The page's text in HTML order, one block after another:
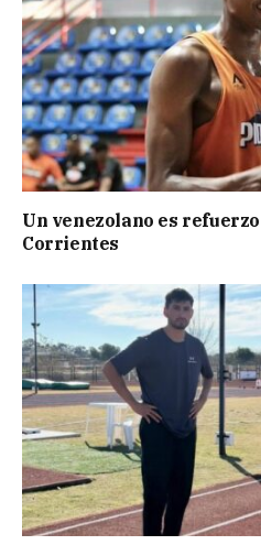
Un venezolano es
Corrientes